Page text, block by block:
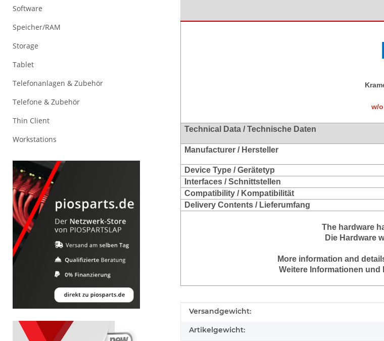
w/
Technical Data / Technische Daten
Manufacturer / Hersteller
Device Type / Gerätetyp
Interfaces / Schnittstellen
Compatibility / Kompatibilität
Delivery Contents / Lieferumfang
The hardware
Die Hardware
More information and
Weitere Informationen und
Produkteigenschaft
Wert
Versandgewicht:
Artikelgewicht:
Software
Speicher/RAM
Storage
Tablet
Telefonanlagen & Zubehör
Telefone & Zubehör
Thin Client
Workstations